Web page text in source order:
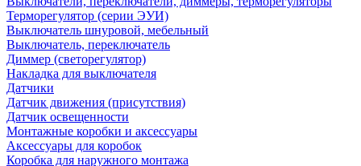
Терморегулятор (серии ЭУИ)
Выключатель шнуровой, мебельный
Выключатель, переключатель
Диммер (светорегулятор)
Накладка для выключателя
Датчики
Датчик движения (присутствия)
Датчик освещенности
Монтажные коробки и аксессуары
Аксессуары для коробок
Коробка для наружного монтажа